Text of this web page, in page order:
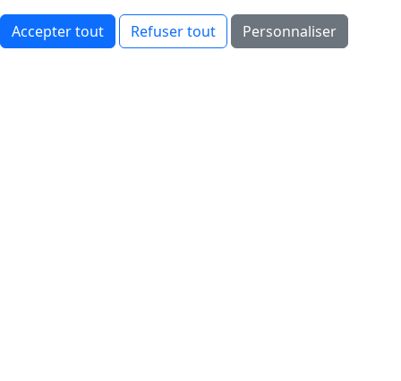
Accepter tout Refuser tout Personnaliser